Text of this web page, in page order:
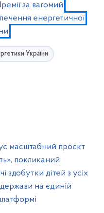
за вагомий
енергетичної
України
масштабний проєкт
покликаний
здобутки дітей з усіх
на єдиній